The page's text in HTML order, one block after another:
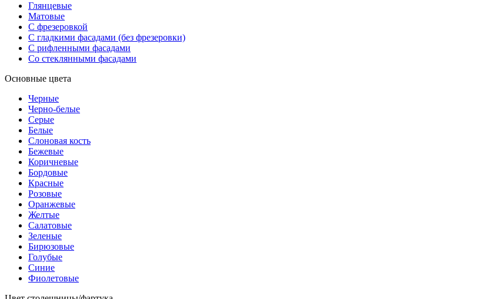
Глянцевые
Матовые
С фрезеровкой
С гладкими фасадами (без фрезеровки)
С рифленными фасадами
Со стеклянными фасадами
Основные цвета
Черные
Черно-белые
Серые
Белые
Слоновая кость
Бежевые
Коричневые
Бордовые
Красные
Розовые
Оранжевые
Желтые
Салатовые
Зеленые
Бирюзовые
Голубые
Синие
Фиолетовые